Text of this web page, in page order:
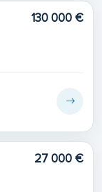
130 000 €
27 000 €